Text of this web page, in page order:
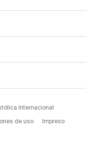
Internacional
de uso Impreso